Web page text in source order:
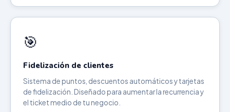
🎯
Fidelización de clientes
Sistema de puntos, descuentos automáticos y tarjetas
de fidelización. Diseñado para aumentar la recurrencia y
el ticket medio de tu negocio.